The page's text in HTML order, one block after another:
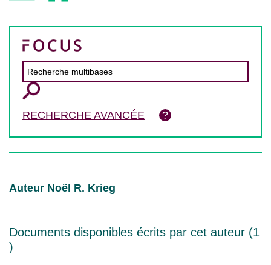
RECHERCHE AVANCÉE
Auteur Noël R. Krieg
Documents disponibles écrits par cet auteur (1
)